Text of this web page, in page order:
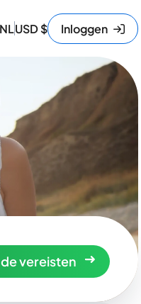
NLUSD$ Inloggen
vereisten